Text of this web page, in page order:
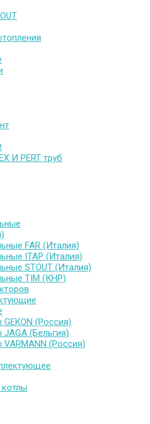
И PERT труб
FAR (Италия)
ITAP (Италия)
STOUT (Италия)
TIM (КНР)
(Россия)
(Бельгия)
(Россия)